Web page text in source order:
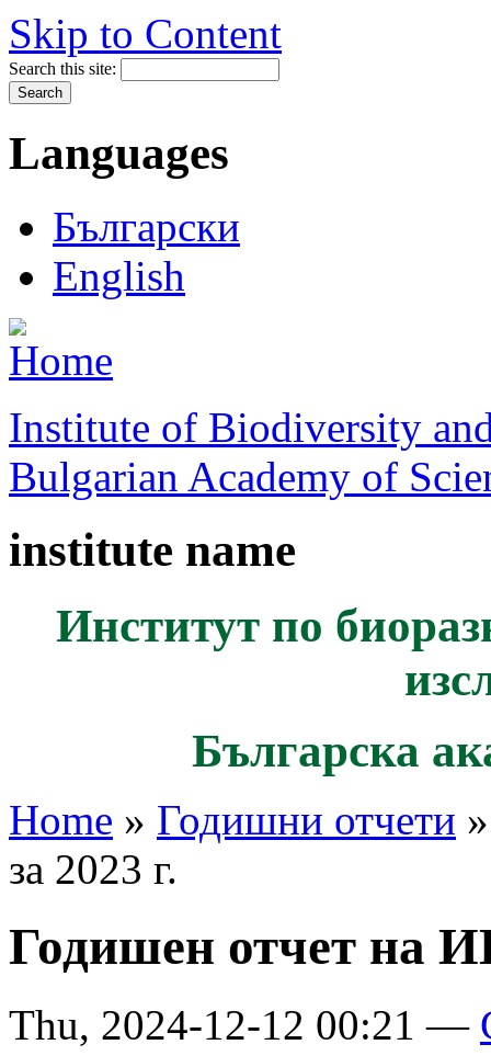
Skip to Content
Search this site:
Languages
Български
English
Institute of Biodiversity
Bulgarian Academy of
institute name
Институт по
Българска
Home » Годишни отчети
за 2023 г.
Годишен отчет на
Thu, 2024-12-12 00:21 —